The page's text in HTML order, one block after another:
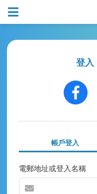
登入
帳戶登入
電郵地址或登入名稱